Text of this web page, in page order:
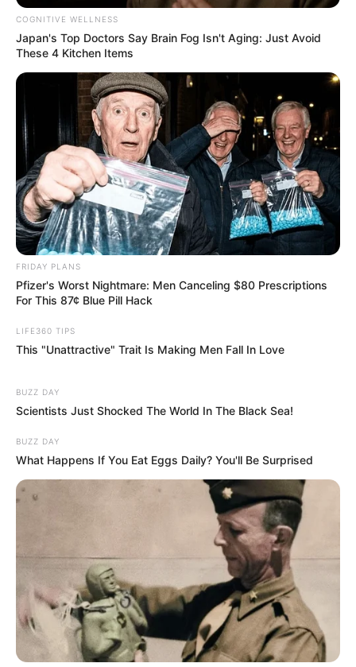
COGNITIVE WELLNESS
Japan's Top Doctors Say Bra​in Fo​g Isn't Aging: Just Avoid
These 4 Kitchen Items
FRIDAY PLANS
Pfizer's Worst Nightmare: Men Canceling $80 Prescriptions
For This 87¢ Blue Pill Hack
LIFE360 TIPS
This "Unattractive" Trait Is Making Men Fall In Love
BUZZ DAY
Scientists Just Shocked The World In The Black Sea!
BUZZ DAY
What Happens If You Eat Eggs Daily? You'll Be Surprised